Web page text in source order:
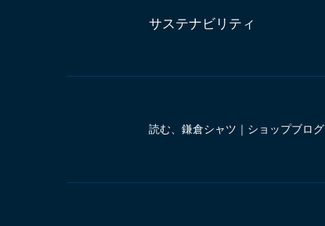
サステナビリティ
読む、鎌倉シャツ｜ショップブログ